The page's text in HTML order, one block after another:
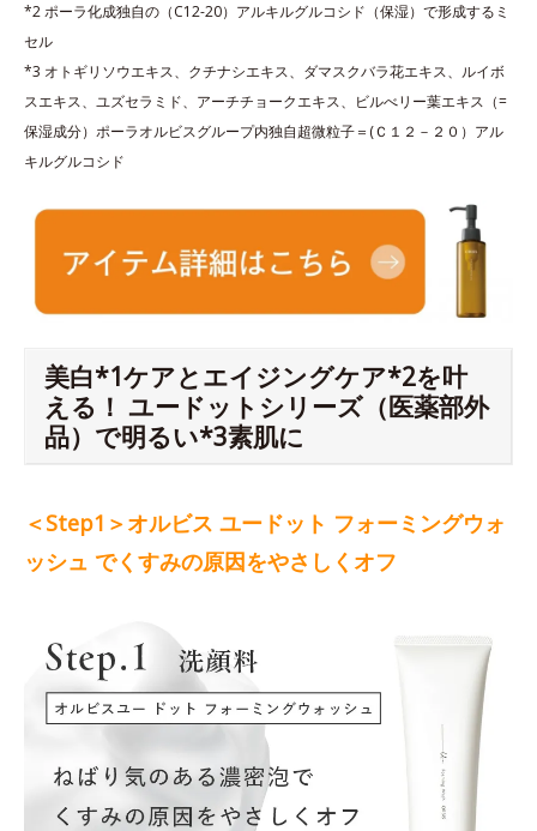
*2 ポーラ化成独自の（C12-20）アルキルグルコシド（保湿）で形成するミ
セル
*3 オトギリソウエキス、クチナシエキス、ダマスクバラ花エキス、ルイボ
スエキス、ユズセラミド、アーチチョークエキス、ビルべリー葉エキス（=
保湿成分）ポーラオルビスグループ内独自超微粒子＝(Ｃ１２－２０）アル
キルグルコシド
美白*1ケアとエイジングケア*2を叶
える！ ユードットシリーズ（医薬部外
品）で明るい*3素肌に
＜Step1＞オルビス ユードット フォーミングウォ
ッシュ でくすみの原因をやさしくオフ